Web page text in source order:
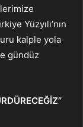
Yüzyılı’nın
kalple yola
gündüz